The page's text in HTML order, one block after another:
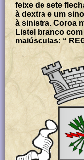
feixe de sete
à dextra e um
à sinistra. Coroa
Listel branco
maiúsculas: “